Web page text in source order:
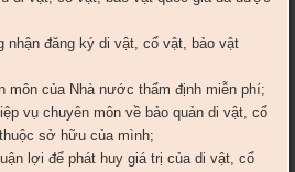
đăng ký di vật, cổ vật, bảo vật
của Nhà nước thẩm định miễn phí;
vụ chuyên môn về bảo quản di vật, cổ
sở hữu của mình;
lợi để phát huy giá trị của di vật, cổ